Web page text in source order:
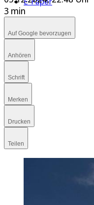
3 min
Auf Google bevorzugen
Anhören
Schrift
Merken
Drucken
Teilen